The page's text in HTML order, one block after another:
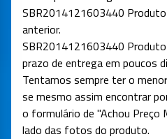
SBR2014121603440
anterior.
SBR2014121603440
prazo de entrega em poucos
Tentamos sempre ter o
se mesmo assim encontrar
o formulário de "Achou Preço
lado das fotos do produto.